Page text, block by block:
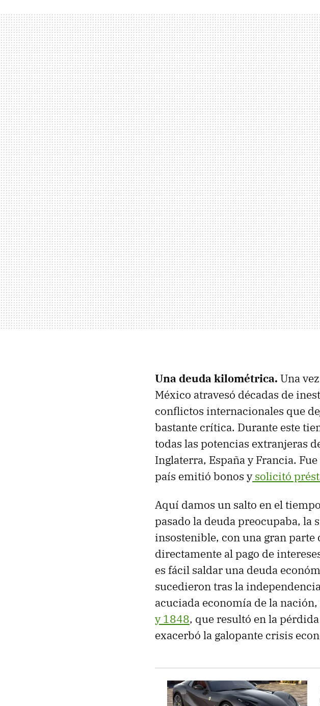
Una deuda kilométrica. Una
México atravesó décadas de
conflictos internacionales que
bastante crítica. Durante este
todas las potencias extranjeras
Inglaterra, España y Francia.
país emitió bonos ysolicitó
Aquí damos un salto en el
pasado la deuda preocupaba,
insostenible, con una gran parte
directamente al pago de
es fácil saldar una deuda
sucedieron tras la
acuciada economía de la
y 1848, que resultó en la
exacerbó la galopante crisis